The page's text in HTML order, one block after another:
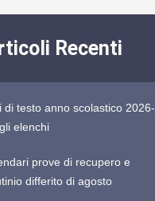
Recenti
di testo anno scolastico 2026-
elenchi
prove di recupero e
differito di agosto